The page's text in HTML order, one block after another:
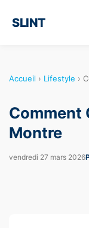
SLINT
Accueil › Lifestyle ›
Comment
Montre
vendredi 27 mars 2026